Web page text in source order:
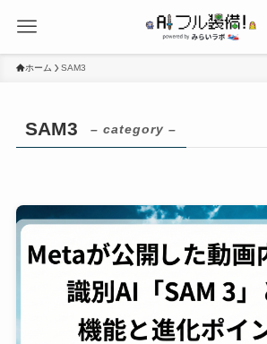
ホーム SAM3
SAM3 – category –